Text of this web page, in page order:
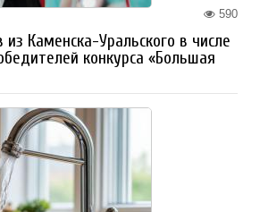
590
Каменска-Уральского в числе
конкурса «Большая